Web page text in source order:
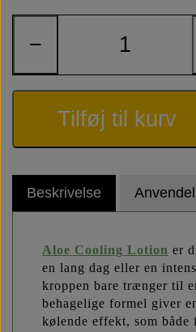
−
Tilføj til kurv
Beskrivelse
Aloe Cooling Lotion er
en lang dag eller en
kroppen bare trænger til
behagelige formel giver
kølende effekt, som